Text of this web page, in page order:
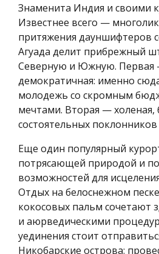
Знаменита Индия и своими
Известнее всего —
притяжения дауншифтеров
Агуада делит прибрежный
Северную и Южную. Первая
демократичная: именно
молодежь со скромным
мечтами. Вторая — холеная,
состоятельных
Еще один популярный
потрясающей природой и
возможностей для
Отдых на белоснежном
кокосовых пальм сочетают
и аюрведическими
уединения стоит
Никобарские острова: